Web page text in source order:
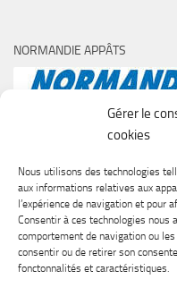
Gérer le
cookies
Nous utilisons des technologies
aux informations relatives aux
l’expérience de navigation et pour
Consentir à ces technologies
comportement de navigation ou
consentir ou de retirer son
fonctonnalités et caractéristiques.
NORMANDIE APPÂTS